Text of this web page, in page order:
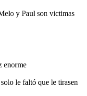
y Paul son victimas
enorme
le faltó que le tirasen